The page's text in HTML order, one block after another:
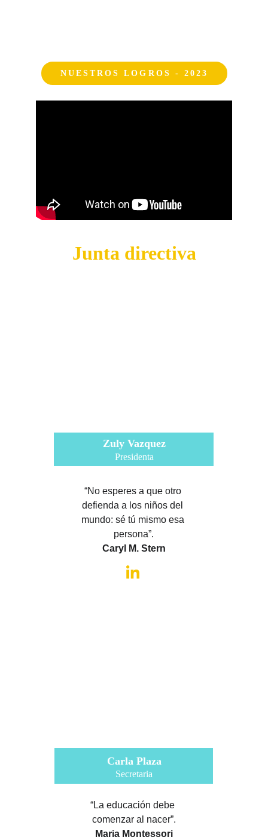
NUESTROS LOGROS - 2023
Junta directiva
Secretaria
Carla Plaza
“La educación debe
comenzar al nacer”.
Maria Montessori
Zuly Vazquez
Presidenta
“No esperes a que otro
defienda a los niños del
mundo: sé tú mismo esa
persona”.
Caryl M. Stern